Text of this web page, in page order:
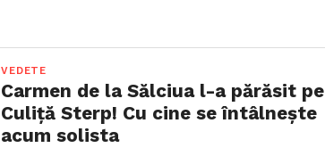
VEDETE
Carmen de la Sălciua l-a părăsit pe
Culiță Sterp! Cu cine se întâlnește
acum solista